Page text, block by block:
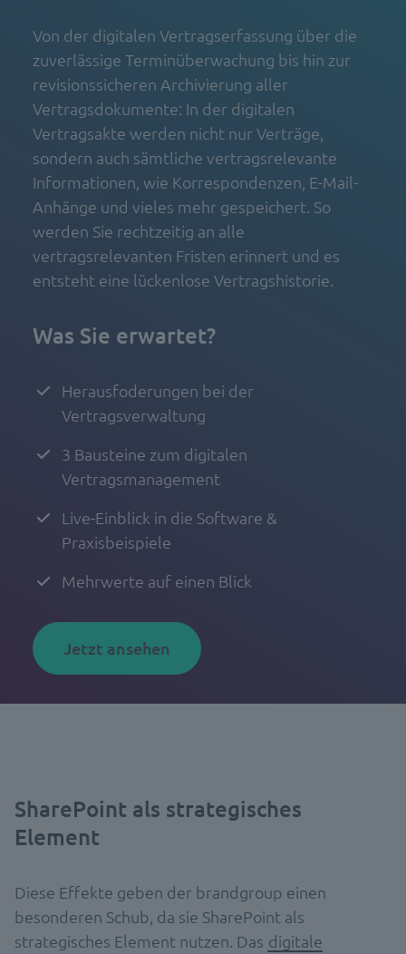
Von der digitalen Vertragserfassung über die
zuverlässige Terminüberwachung bis hin zur
revisionssicheren Archivierung aller
Vertragsdokumente: In der digitalen
Vertragsakte werden nicht nur Verträge,
sondern auch sämtliche vertragsrelevante
Informationen, wie Korrespondenzen, E-Mail-
Anhänge und vieles mehr gespeichert. So
werden Sie rechtzeitig an alle
vertragsrelevanten Fristen erinnert und es
entsteht eine lückenlose Vertragshistorie.
Was Sie erwartet?
Herausfoderungen bei der
Vertragsverwaltung
3 Bausteine zum digitalen
Vertragsmanagement
Live-Einblick in die Software &
Praxisbeispiele
Mehrwerte auf einen Blick
Jetzt ansehen
SharePoint als strategisches
Element
Diese Effekte geben der brandgroup einen
besonderen Schub, da sie SharePoint als
strategisches Element nutzen. Das digitale